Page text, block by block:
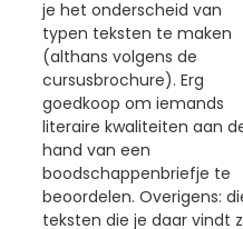
je het onderscheid van
typen teksten te maken
(althans volgens de
cursusbrochure). Erg
goedkoop om iemands
literaire kwaliteiten aan
hand van een
boodschappenbriefje te
beoordelen. Overigens:
teksten die je daar vindt